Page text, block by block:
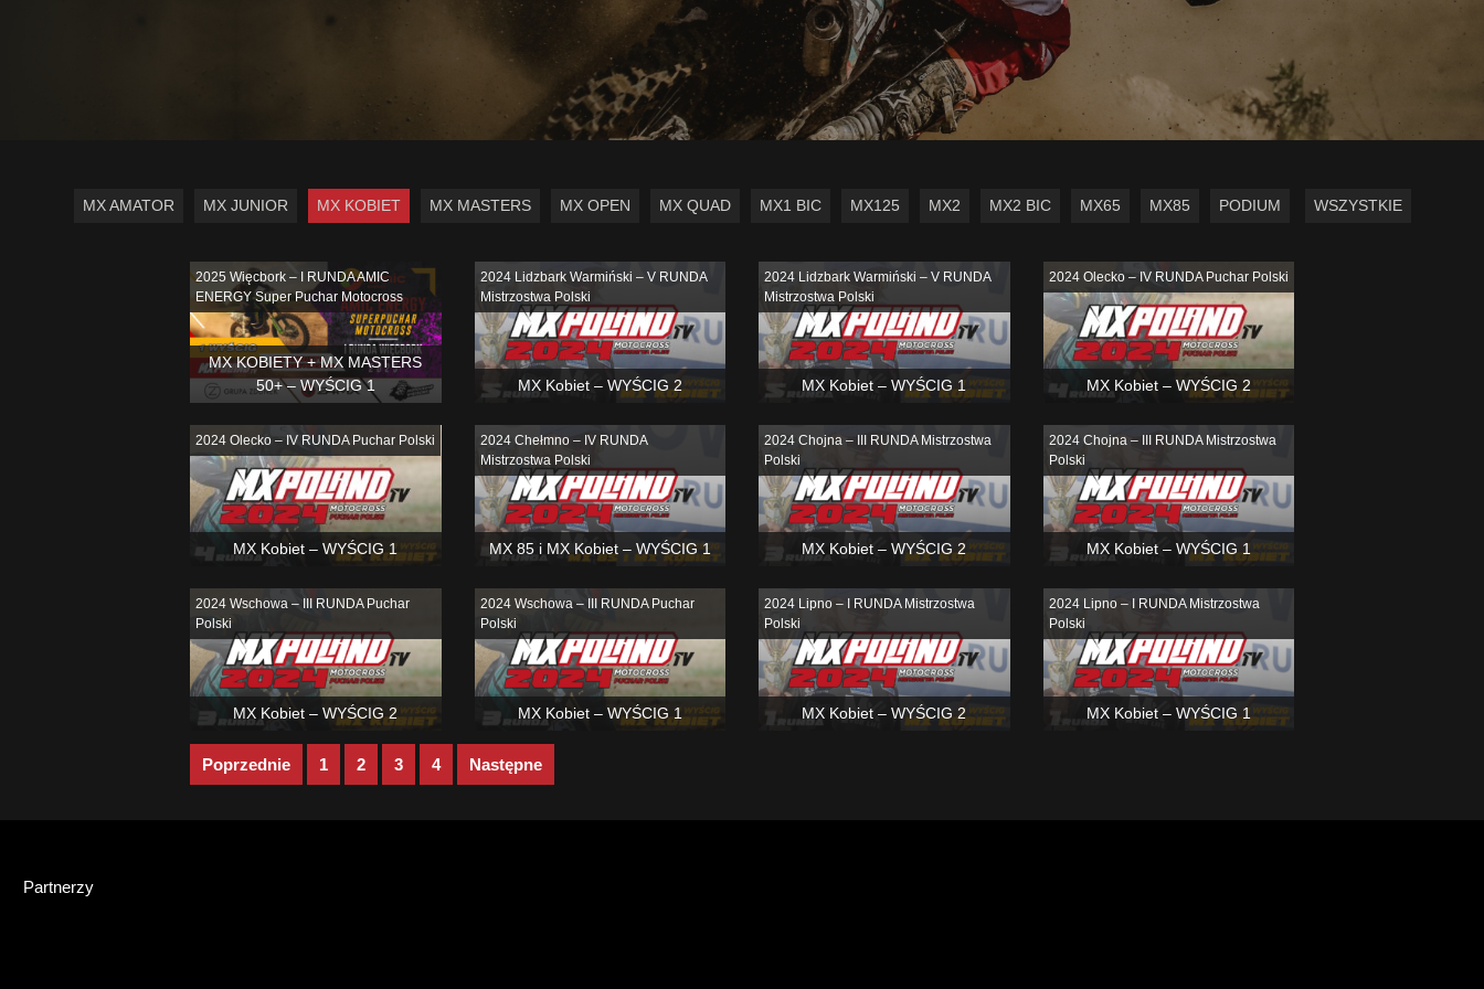
MX AMATOR MX JUNIOR MX KOBIET MX MASTERS MX OPEN MX QUAD MX1 BIC MX125 MX2 MX2 BIC MX65 MX85 PODIUM WSZYSTKIE
MX KOBIETY + MX MASTERS
50+ – WYŚCIG 1
2025 Więcbork – I RUNDA AMIC
ENERGY Super Puchar Motocross
MX Kobiet – WYŚCIG 2
2024 Lidzbark Warmiński – V RUNDA
Mistrzostwa Polski
MX Kobiet – WYŚCIG 1
2024 Lidzbark Warmiński – V RUNDA
Mistrzostwa Polski
MX Kobiet – WYŚCIG 2
2024 Olecko – IV RUNDA Puchar Polski
MX Kobiet – WYŚCIG 1
2024 Olecko – IV RUNDA Puchar Polski
MX 85 i MX Kobiet – WYŚCIG 1
2024 Chełmno – IV RUNDA
Mistrzostwa Polski
MX Kobiet – WYŚCIG 2
2024 Chojna – III RUNDA Mistrzostwa
Polski
MX Kobiet – WYŚCIG 1
2024 Chojna – III RUNDA Mistrzostwa
Polski
MX Kobiet – WYŚCIG 2
2024 Wschowa – III RUNDA Puchar
Polski
MX Kobiet – WYŚCIG 1
2024 Wschowa – III RUNDA Puchar
Polski
MX Kobiet – WYŚCIG 2
2024 Lipno – I RUNDA Mistrzostwa
Polski
MX Kobiet – WYŚCIG 1
2024 Lipno – I RUNDA Mistrzostwa
Polski
Stronicowanie
Poprzednie Page
1 Page
2 Page
3 Page
4 Następne
Partnerzy